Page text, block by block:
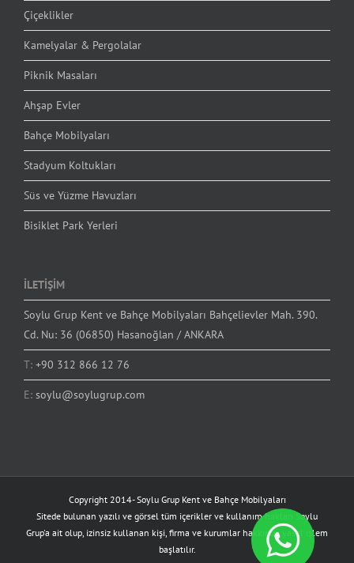
Çiçeklikler
Kamelyalar & Pergolalar
Piknik Masaları
Ahşap Evler
Bahçe Mobilyaları
Stadyum Koltukları
Süs ve Yüzme Havuzları
Bisiklet Park Yerleri
İLETİŞİM
Soylu Grup Kent ve Bahçe Mobilyaları Bahçelievler Mah. 390.
Cd. Nu: 36 (06850) Hasanoğlan / ANKARA
T: +90 312 866 12 76
E: soylu@soylugrup.com
Copyright 2014-Soylu Grup Kent ve Bahçe Mobilyaları
Sitede bulunan yazılı ve görsel tüm içerikler ve kullanım hakları Soylu
Grup'a ait olup, izinsiz kullanan kişi, firma ve kurumlar hakkında yasal işlem
başlatılır.